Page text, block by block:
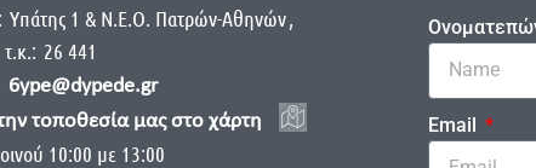
Yπάτης 1 & Ν.Ε.Ο. Πατρών-Αθηνών,
τ.κ.: 26 441
6ype@dypede.gr
τοποθεσία μας στο χάρτη
10:00 με 13:00
Email